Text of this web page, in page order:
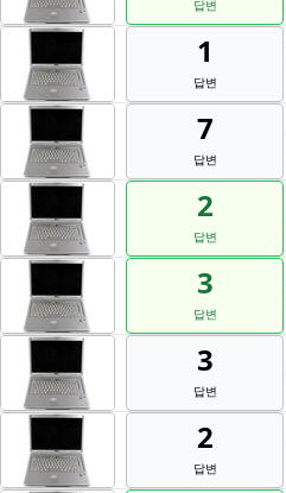
답변
1
답변
7
답변
2
답변
3
답변
3
답변
2
답변